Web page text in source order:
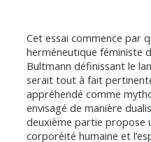
Cet essai commence par
herméneutique féministe
Bultmann définissant le
serait tout à fait
appréhendé comme
envisagé de manière
deuxième partie propose
corporéité humaine et